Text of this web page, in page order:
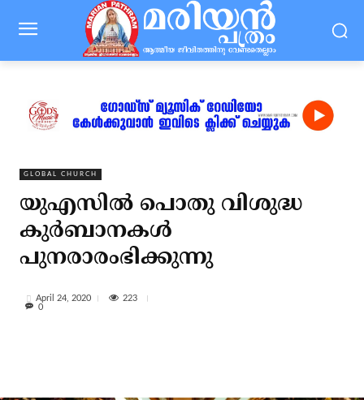
GLOBAL CHURCH
യുഎസില്‍ പൊതു വിശുദ്ധ
കുര്‍ബാനകള്‍
പുനരാരംഭിക്കുന്നു
April 24, 2020
223
0